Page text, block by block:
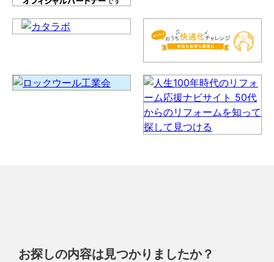
お探しの内容は見つかりましたか？